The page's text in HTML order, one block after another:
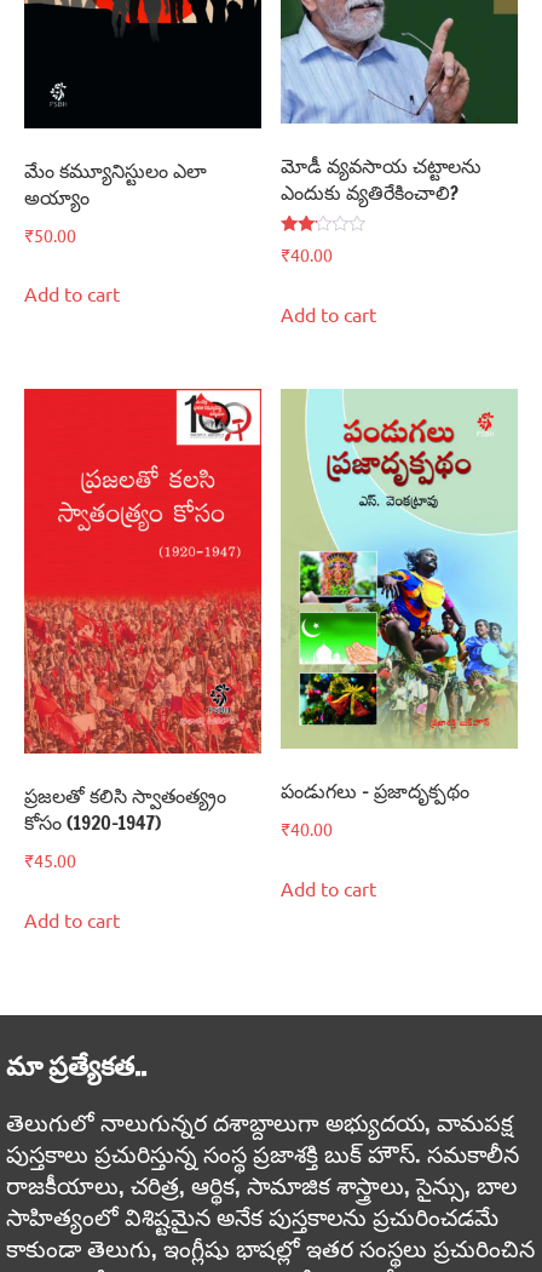
మేం కమ్యూనిస్టులం ఎలా
అయ్యాం
₹50.00
Add to cart
మోడీ వ్యవసాయ చట్టాలను
ఎందుకు వ్యతిరేకించాలి?
Rated
2.00
₹40.00
Add to cart
ప్రజలతో కలిసి స్వాతంత్య్రం
కోసం (1920-1947)
₹45.00
Add to cart
పండుగలు – ప్రజాదృక్పథం
₹40.00
Add to cart
మా ప్రత్యేకత..
తెలుగులో నాలుగున్నర దశాబ్దాలుగా అభ్యుదయ, వామపక్ష
పుస్తకాలు ప్రచురిస్తున్న సంస్థ ప్రజాశక్తి బుక్ హౌస్. సమకాలీన
రాజకీయాలు, చరిత్ర, ఆర్థిక, సామాజిక శాస్త్రాలు, సైన్సు, బాల
సాహిత్యంలో విశిష్టమైన అనేక పుస్తకాలను ప్రచురించడమే
కాకుండా తెలుగు, ఇంగ్లీషు భాషల్లో ఇతర సంస్థలు ప్రచురించిన